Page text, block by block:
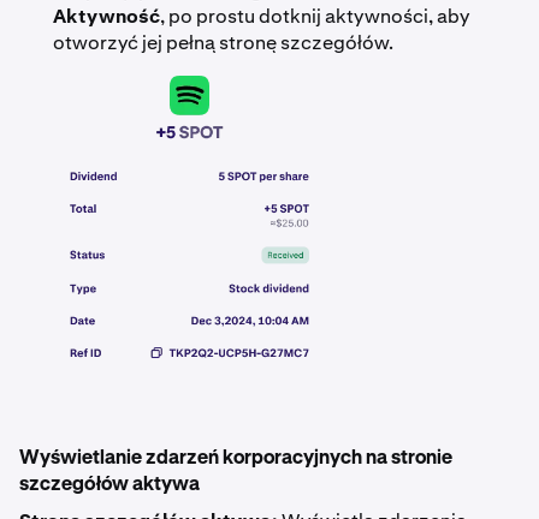
Aktywność, po prostu dotknij aktywności, aby
otworzyć jej pełną stronę szczegółów.
Wyświetlanie zdarzeń korporacyjnych na stronie
szczegółów aktywa